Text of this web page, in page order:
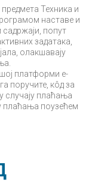
Техника и
наставе и
попут
задатака,
олакшавају
платформи е-
поручите, кôд за
случају плаћања
плаћања поузећем